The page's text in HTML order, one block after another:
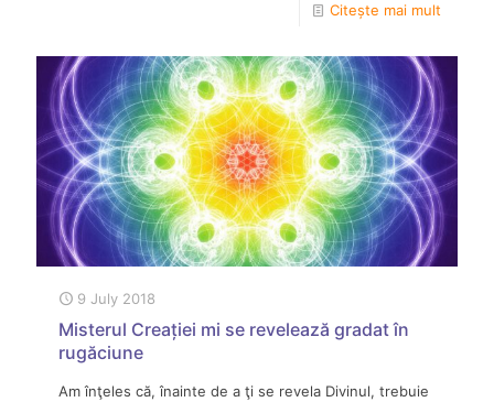
Citește mai mult
9 July 2018
Misterul Creației mi se revelează gradat în
rugăciune
Am înţeles că, înainte de a ţi se revela Divinul, trebuie